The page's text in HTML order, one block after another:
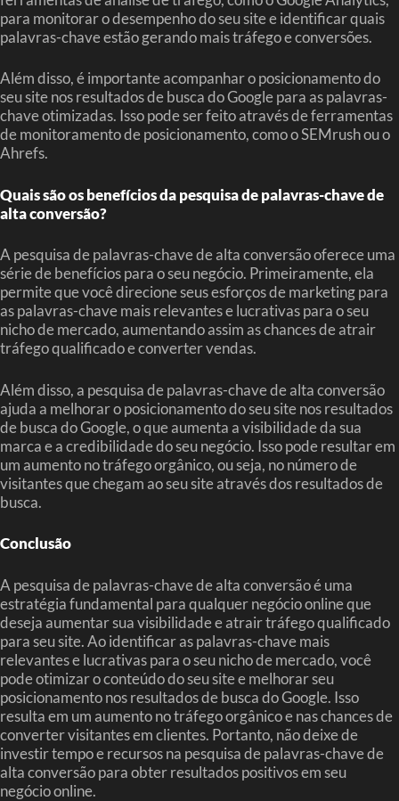
para monitorar o desempenho do seu site e identificar quais
palavras-chave estão gerando mais tráfego e conversões.
Além disso, é importante acompanhar o posicionamento do
seu site nos resultados de busca do Google para as palavras-
chave otimizadas. Isso pode ser feito através de ferramentas
de monitoramento de posicionamento, como o SEMrush ou o
Ahrefs.
Quais são os benefícios da pesquisa de palavras-chave de
alta conversão?
A pesquisa de palavras-chave de alta conversão oferece uma
série de benefícios para o seu negócio. Primeiramente, ela
permite que você direcione seus esforços de marketing para
as palavras-chave mais relevantes e lucrativas para o seu
nicho de mercado, aumentando assim as chances de atrair
tráfego qualificado e converter vendas.
Além disso, a pesquisa de palavras-chave de alta conversão
ajuda a melhorar o posicionamento do seu site nos resultados
de busca do Google, o que aumenta a visibilidade da sua
marca e a credibilidade do seu negócio. Isso pode resultar em
um aumento no tráfego orgânico, ou seja, no número de
visitantes que chegam ao seu site através dos resultados de
busca.
Conclusão
A pesquisa de palavras-chave de alta conversão é uma
estratégia fundamental para qualquer negócio online que
deseja aumentar sua visibilidade e atrair tráfego qualificado
para seu site. Ao identificar as palavras-chave mais
relevantes e lucrativas para o seu nicho de mercado, você
pode otimizar o conteúdo do seu site e melhorar seu
posicionamento nos resultados de busca do Google. Isso
resulta em um aumento no tráfego orgânico e nas chances de
converter visitantes em clientes. Portanto, não deixe de
investir tempo e recursos na pesquisa de palavras-chave de
alta conversão para obter resultados positivos em seu
negócio online.